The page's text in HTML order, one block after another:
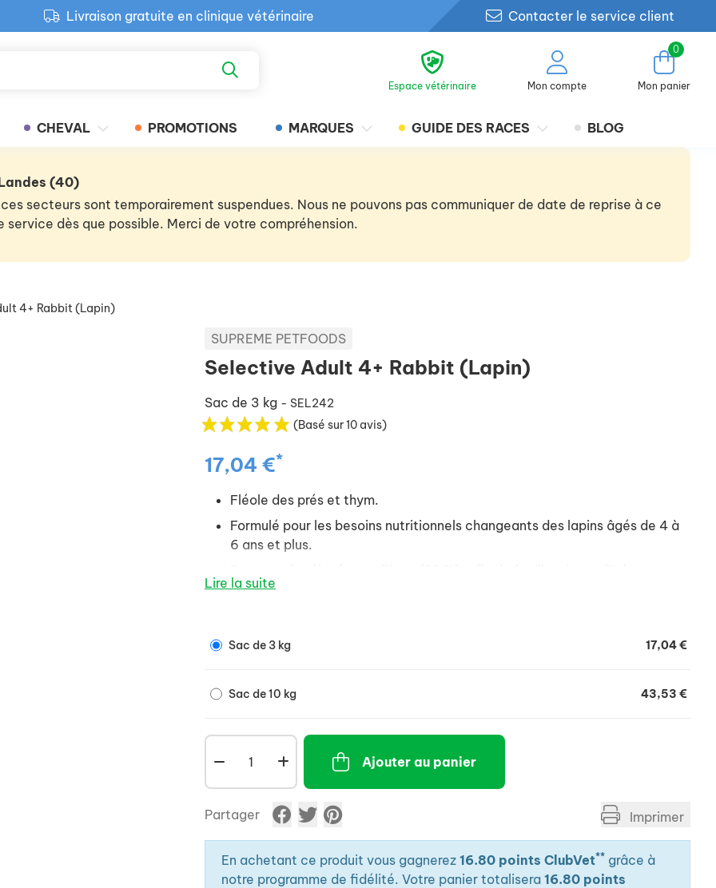
Livraison gratuite en clinique vétérinaire
Retour produit gratuit en clinique
Contacter le service client
Espace vétérinaire Mon compte
0
Mon panier
CHEVAL PROMOTIONS MARQUES GUIDE DES RACES BLOG
(40)
secteurs sont temporairement suspendues. Nous ne pouvons pas communiquer de date de reprise à ce
dès que possible. Merci de votre compréhension.
4+ Rabbit (Lapin)
SUPREME PETFOODS
Selective Adult 4+ Rabbit (Lapin)
Sac de 3 kg - SEL242
(Basé sur 10 avis)
17,04 €*
Fléole des prés et thym.
Formulé pour les besoins nutritionnels changeants des lapins âgés de 4 à
6 ans et plus.
intestinale.
Lire la suite
Sac de 3 kg 17,04 €
Sac de 10 kg 43,53 €
Ajouter au panier
Partager Imprimer
En achetant ce produit vous gagnerez 16.80 points ClubVet** grâce à
notre programme de fidélité. Votre panier totalisera 16.80 points